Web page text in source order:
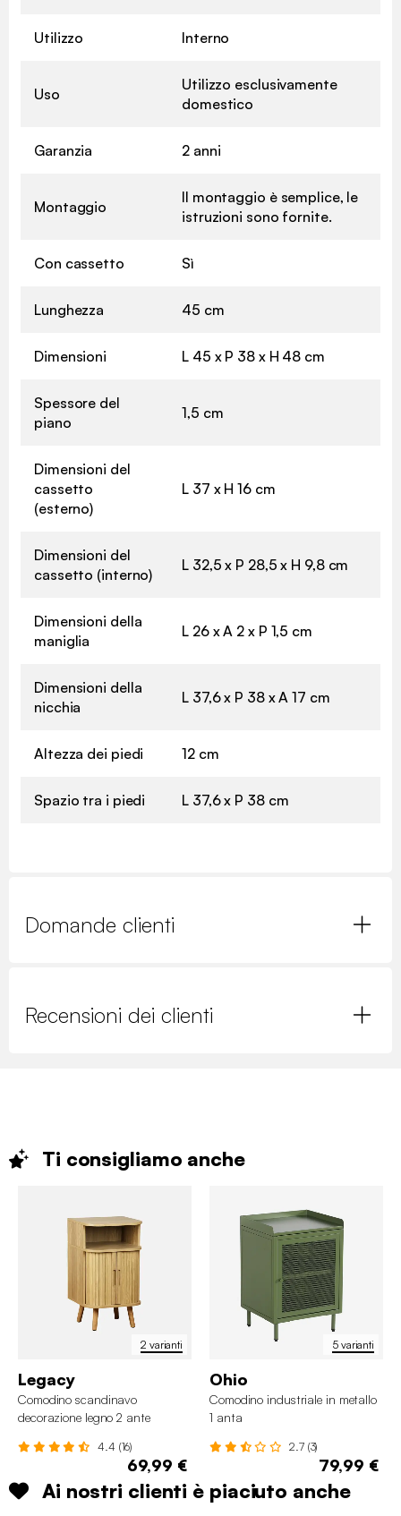
Utilizzo Interno
Uso
Utilizzo esclusivamente
domestico
Garanzia 2 anni
Montaggio
Il montaggio è semplice, le
istruzioni sono fornite.
Con cassetto Sì
Lunghezza 45 cm
Dimensioni L 45 x P 38 x H 48 cm
Spessore del
piano
1,5 cm
Dimensioni del
cassetto
(esterno)
L 37 x H 16 cm
Dimensioni del
cassetto (interno)
L 32,5 x P 28,5 x H 9,8 cm
Dimensioni della
maniglia
L 26 x A 2 x P 1,5 cm
Dimensioni della
nicchia
L 37,6 x P 38 x A 17 cm
Altezza dei piedi 12 cm
Spazio tra i piedi L 37,6 x P 38 cm
Domande clienti
Recensioni dei clienti
Ti consigliamo anche
2 varianti
Legacy
Comodino scandinavo
decorazione legno 2 ante
4.4 (16)
69,99 €
5 varianti
Ohio
Comodino industriale in metallo
1 anta
2.7 (3)
79,99 €
Ai nostri clienti è piaciuto anche